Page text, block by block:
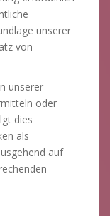
unserer
von
unserer
oder
dies
als
auf